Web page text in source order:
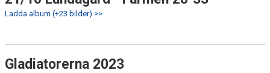
Ladda album (+23 bilder) >>
Gladiatorerna 2023